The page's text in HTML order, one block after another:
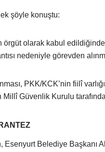
şöyle konuştu:
örgüt olarak kabul
nedeniyle görevden
PKK/KCK’nin fiilî
Güvenlik Kurulu
Esenyurt Belediye Başkanı